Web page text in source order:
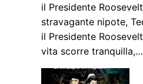
il Presidente
stravagante nipote,
il Presidente
vita scorre tranquilla,…